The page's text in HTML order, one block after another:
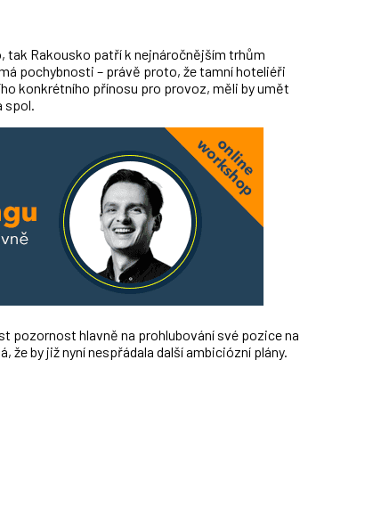
tak Rakousko patří k nejnáročnějším trhům
pochybnosti – právě proto, že tamní hoteliéři
konkrétního přínosu pro provoz, měli by umět
pozornost hlavně na prohlubování své pozice na
by již nyní nespřádala další ambiciózní plány.